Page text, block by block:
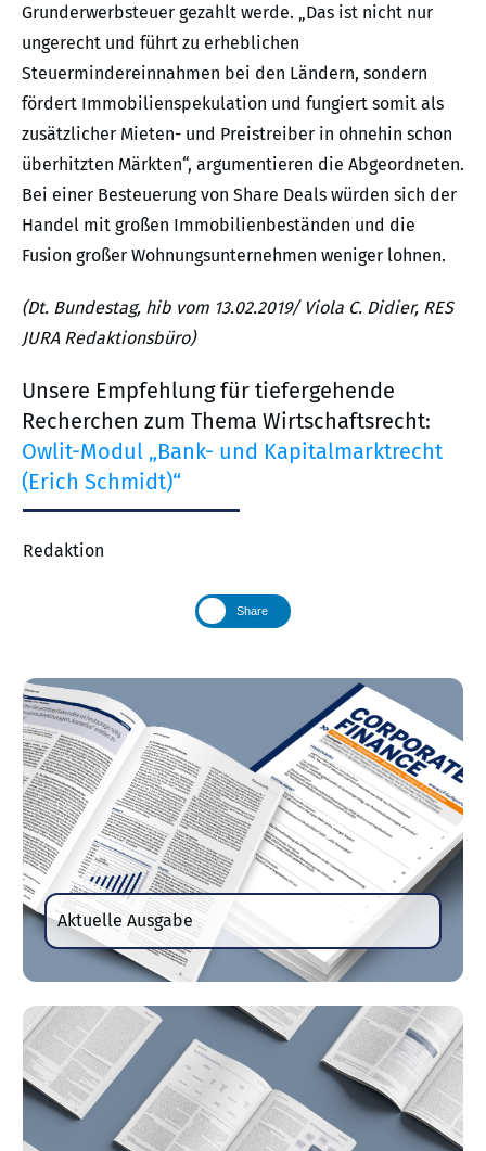
Grunderwerbsteuer gezahlt werde. „Das ist nicht nur
ungerecht und führt zu erheblichen
Steuermindereinnahmen bei den Ländern, sondern
fördert Immobilienspekulation und fungiert somit als
zusätzlicher Mieten- und Preistreiber in ohnehin schon
überhitzten Märkten“, argumentieren die Abgeordneten.
Bei einer Besteuerung von Share Deals würden sich der
Handel mit großen Immobilienbeständen und die
Fusion großer Wohnungsunternehmen weniger lohnen.
(Dt. Bundestag, hib vom 13.02.2019/ Viola C. Didier, RES
JURA Redaktionsbüro)
Unsere Empfehlung für tiefergehende
Recherchen zum Thema Wirtschaftsrecht:
Owlit-Modul „Bank- und Kapitalmarktrecht
(Erich Schmidt)“
Redaktion
Share
Aktuelle Ausgabe